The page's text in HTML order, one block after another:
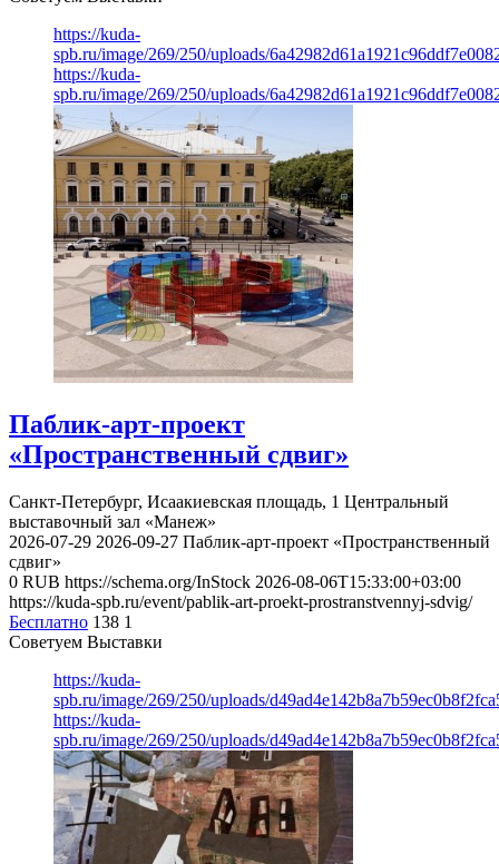
https://kuda-
spb.ru/image/269/250/uploads/
https://kuda-
spb.ru/image/269/250/uploads/
Паблик-арт-проект
«Пространственный сдвиг»
Санкт-Петербург, Исаакиевская площадь, 1 Центральный
выставочный зал «Манеж»
2026-07-29 2026-09-27 Паблик-арт-проект «Пространственный
сдвиг»
0 RUB https://schema.org/InStock 2026-08-06T15:33:00+03:00
https://kuda-spb.ru/event/pablik-art-proekt-prostranstvennyj-sdvig/
Бесплатно 138 1
Советуем Выставки
https://kuda-
spb.ru/image/269/250/uploads/
https://kuda-
spb.ru/image/269/250/uploads/